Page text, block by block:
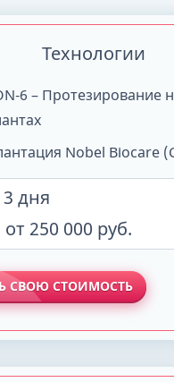
Технологии
6 – Протезирование
Nobel Biocare
3 дня
от 250 000 руб.
СВОЮ СТОИМОСТЬ